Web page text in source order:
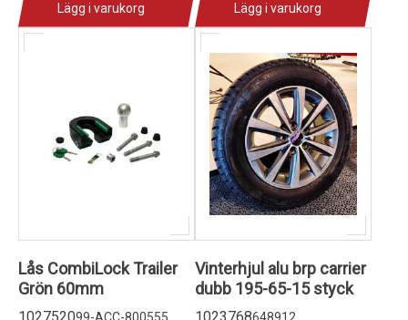
Lägg i varukorg Lägg i varukorg
Lås CombiLock Trailer
Grön 60mm
99-ACC-800555
Vinterhjul alu brp carrier
dubb 195-65-15 styck
648912